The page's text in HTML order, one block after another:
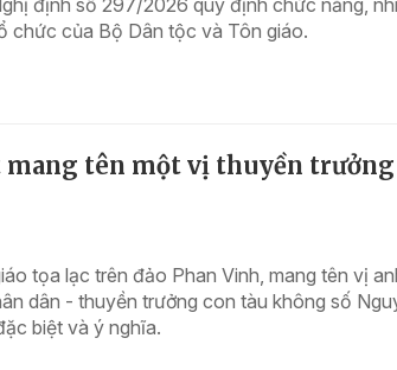
định số 297/2026 quy định chức năng,
chức của Bộ Dân tộc và Tôn giáo.
mang tên một vị thuyền trưởng
tọa lạc trên đảo Phan Vinh, mang tên vị
dân - thuyền trưởng con tàu không số
biệt và ý nghĩa.